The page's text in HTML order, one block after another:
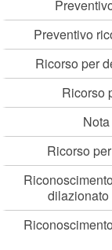
Preventivo
Ricorso per
Ricorso
Ricorso